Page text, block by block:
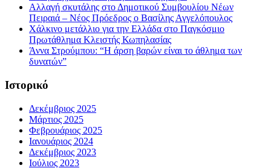
Αλλαγή σκυτάλης στο Δημοτικού Συμβουλίου Νέων
Πειραιά – Νέος Πρόεδρος ο Βασίλης Αγγελόπουλος
Χάλκινο μετάλλιο για την Ελλάδα στο Παγκόσμιο
Πρωτάθλημα Κλειστής Κωπηλασίας
Άννα Στρούμπου: “Η άρση βαρών είναι το άθλημα των
δυνατών”
Ιστορικό
Δεκέμβριος 2025
Μάρτιος 2025
Φεβρουάριος 2025
Ιανουάριος 2024
Δεκέμβριος 2023
Ιούλιος 2023